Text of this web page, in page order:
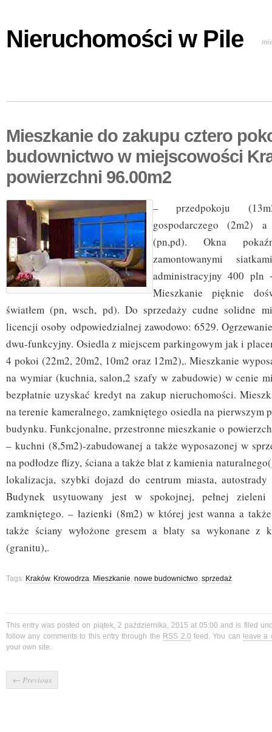
Nieruchomości w Pile
Mieszkanie do zakupu cztero
budownictwo w miejscowości
powierzchni 96.00m2
– przedpokoju
gospodarczego (2m2)
(pn,pd). Okna
zamontowanymi
administracyjny 400 pln
Mieszkanie pięknie
światłem (pn, wsch, pd). Do sprzedaży cudne solidne
licencji osoby odpowiedzialnej zawodowo: 6529.
dwu-funkcyjny. Osiedla z miejscem parkingowym jak i
4 pokoi (22m2, 20m2, 10m2 oraz 12m2),. Mieszkanie
na wymiar (kuchnia, salon,2 szafy w zabudowie) w cenie
bezpłatnie uzyskać kredyt na zakup nieruchomości.
na terenie kameralnego, zamkniętego osiedla na pierwszym
budynku. Funkcjonalne, przestronne mieszkanie o
– kuchni (8,5m2)-zabudowanej a także wyposazonej w
na podłodze flizy, ściana a także blat z kamienia
lokalizacja, szybki dojazd do centrum miasta,
Budynek usytuowany jest w spokojnej, pełnej
zamkniętego. – łazienki (8m2) w której jest wanna a
także ściany wyłożone gresem a blaty sa wykonane z
(granitu),.
Tags: Kraków, Krowodrza, Mieszkanie, nowe budownictwo, sprzedaż
This entry was posted on piątek, 2 października, 2015 at 05:00 and is filed
follow any comments to this entry through the RSS 2.0 feed. You can leave a
your own site.
← Previous